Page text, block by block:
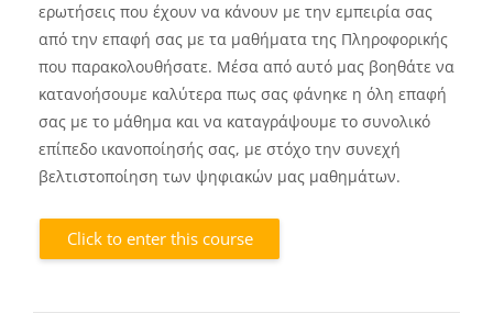
ερωτήσεις που έχουν να κάνουν με την εμπειρία σας
από την επαφή σας με τα μαθήματα της Πληροφορικής
που παρακολουθήσατε. Μέσα από αυτό μας βοηθάτε να
κατανοήσουμε καλύτερα πως σας φάνηκε η όλη επαφή
σας με το μάθημα και να καταγράψουμε το συνολικό
επίπεδο ικανοποίησής σας, με στόχο την συνεχή
βελτιστοποίηση των ψηφιακών μας μαθημάτων.
Click to enter this course